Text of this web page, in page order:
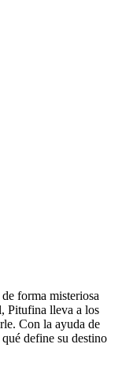
forma misteriosa
Pitufina lleva a los
Con la ayuda de
define su destino